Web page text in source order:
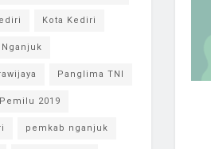
Kota Kediri
Nganjuk
Panglima TNI
Pemilu 2019
pemkab nganjuk